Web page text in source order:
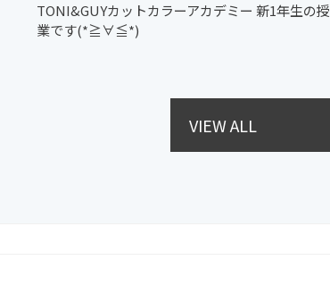
TONI&GUYカットカラーアカデミー 新1年生の授
業です(*≧∀≦*)
VIEW ALL